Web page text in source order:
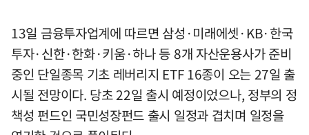
13일 금융투자업계에 따르면 삼성·미래에셋·KB·한국
투자·신한·한화·키움·하나 등 8개 자산운용사가 준비
중인 단일종목 기초 레버리지 ETF 16종이 오는 27일 출
시될 전망이다. 당초 22일 출시 예정이었으나, 정부의 정
책성 펀드인 국민성장펀드 출시 일정과 겹치며 일정을